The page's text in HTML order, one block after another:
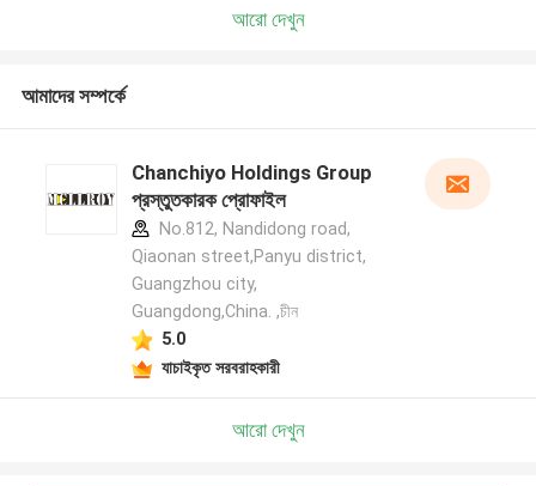
আরো দেখুন
আমাদের সম্পর্কে
Chanchiyo Holdings Group
প্রস্তুতকারক প্রোফাইল
No.812, Nandidong road,
Qiaonan street,Panyu district,
Guangzhou city,
Guangdong,China. ,চীন
5.0
যাচাইকৃত সরবরাহকারী
আরো দেখুন